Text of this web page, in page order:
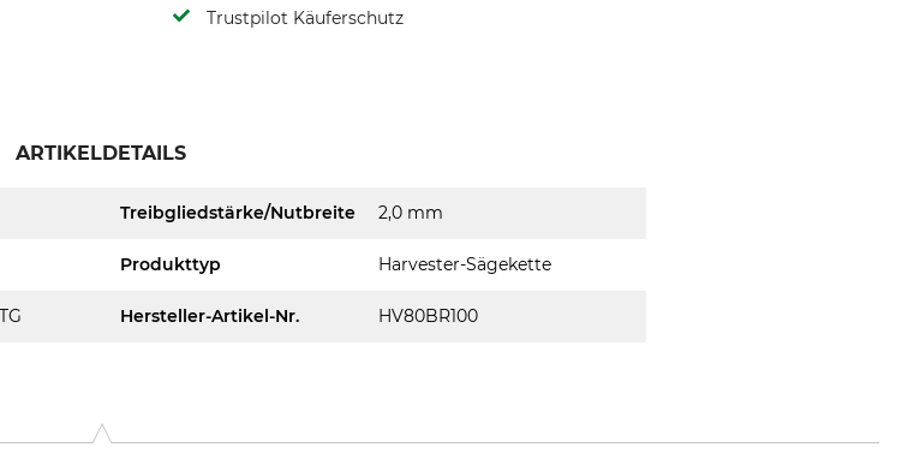
Trustpilot Käuferschutz
ARTIKELDETAILS
Treibgliedstärke/Nutbreite 2,0 mm
Produkttyp Harvester-Sägekette
Hersteller-Artikel-Nr. HV80BR100